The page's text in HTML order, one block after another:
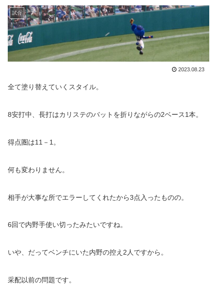
試合
2023.08.23
全て塗り替えていくスタイル。
8安打中、長打はカリステのバットを折りながらの2ベース1本。
得点圏は11－1。
何も変わりません。
相手が大事な所でエラーしてくれたから3点入ったものの。
6回で内野手使い切ったみたいですね。
いや、だってベンチにいた内野の控え2人ですから。
采配以前の問題です。